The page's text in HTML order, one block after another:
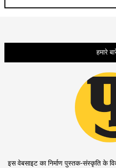
हमारे
इस वेबसाइट का निर्माण पुस्तक-संस्कृति के